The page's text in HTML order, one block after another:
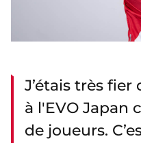
J’étais très
à l'EVO Japan
de joueurs.